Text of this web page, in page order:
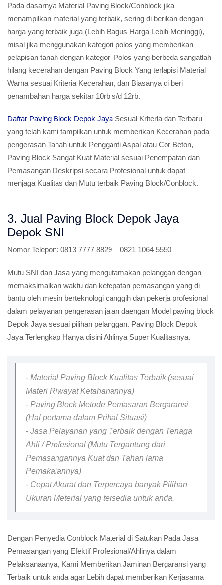
Pada dasarnya Material Paving Block/Conblock jika
menampilkan material yang terbaik, sering di berikan dengan
harga yang terbaik juga (Lebih Bagus Harga Lebih Meninggi),
misal jika menggunakan kategori polos yang memberikan
pelapisan tanah dengan kategori Polos yang berbeda sangatlah
hilang kecerahan dengan Paving Block Yang terlapisi Material
Warna sesuai Kriteria Kecerahan, dan Biasanya di beri
penambahan harga sekitar 10rb s/d 12rb.
Daftar Paving Block Depok Jaya Sesuai Kriteria dan Terbaru
yang telah kami tampilkan untuk memberikan Kecerahan pada
pengerasan Tanah untuk Pengganti Aspal atau Cor Beton,
Paving Block Sangat Kuat Material sesuai Penempatan dan
Pemasangan Deskripsi secara Profesional untuk dapat
menjaga Kualitas dan Mutu terbaik Paving Block/Conblock.
3. Jual Paving Block Depok Jaya
Depok SNI
Nomor Telepon: 0813 7777 8829 – 0821 1064 5550
Mutu SNI dan Jasa yang mengutamakan pelanggan dengan
memaksimalkan waktu dan ketepatan pemasangan yang di
bantu oleh mesin berteknologi canggih dan pekerja profesional
dalam pelayanan pengerasan jalan daengan Model paving block
Depok Jaya sesuai pilihan pelanggan. Paving Block Depok
Jaya Terlengkap Hanya disini Ahlinya Super Kualitasnya.
- Material Paving Block Kualitas Terbaik (sesuai
Materi Riwayat Ketahanannya)
- Paving Block Metode Pemasaran Bergaransi
(Hal pertama dalam Prihal Situasi)
- Jasa Pelayanan yang Terbaik dengan Tenaga
Ahli / Profesional (Mutu Tergantung dari
Pemasangannya Kuat dan Tahan lama
Pemakaiannya)
- Cepat Akurat dan Terpercaya banyak Pilihan
Ukuran Meterial yang tersedia untuk anda.
Dengan Penyedia Conblock Material di Satukan Pada Jasa
Pemasangan yang Efektif Profesional/Ahlinya dalam
Pelaksanaanya, Kami Memberikan Jaminan Bergaransi yang
Terbaik untuk anda agar Lebih dapat memberikan Kerjasama